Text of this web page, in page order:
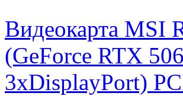
Видеокарта MSI
(GeForce RTX
3xDisplayPort)